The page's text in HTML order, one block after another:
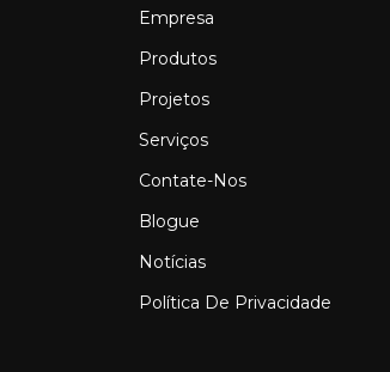
Empresa
Produtos
Projetos
Serviços
Contate-Nos
Blogue
Notícias
Política De Privacidade